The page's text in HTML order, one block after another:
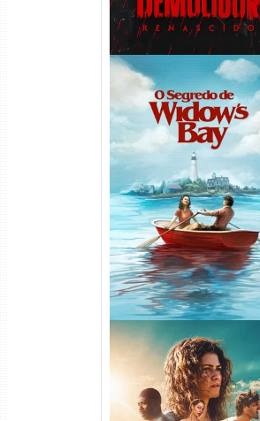
O Segredo de Widow’s
1ª Temporada Torrent
WEB-DL 1080p Dual